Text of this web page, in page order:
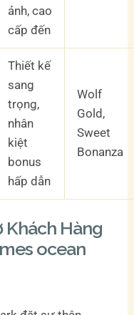
ảnh, cao
cấp đến
Thiết kế
sang
trọng,
nhân
kiệt
bonus
hấp dẫn
Wolf
Gold,
Sweet
Bonanza
Khách Hàng
ocean